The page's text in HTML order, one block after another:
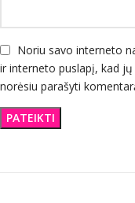
Noriu savo interneto
ir interneto puslapį, kad
norėsiu parašyti